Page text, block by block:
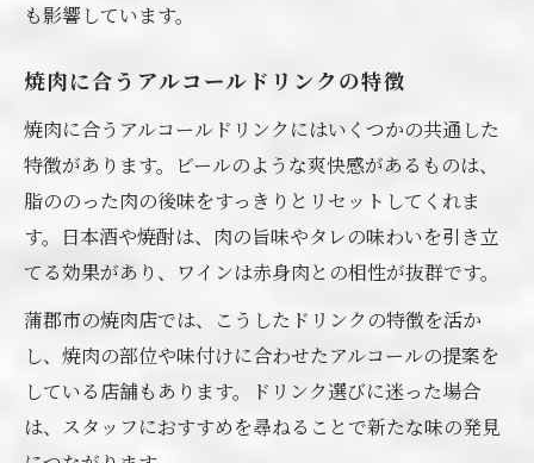
も影響しています。
焼肉に合うアルコールドリンクの特徴
焼肉に合うアルコールドリンクにはいくつかの共通した
特徴があります。ビールのような爽快感があるものは、
脂ののった肉の後味をすっきりとリセットしてくれま
す。日本酒や焼酎は、肉の旨味やタレの味わいを引き立
てる効果があり、ワインは赤身肉との相性が抜群です。
蒲郡市の焼肉店では、こうしたドリンクの特徴を活か
し、焼肉の部位や味付けに合わせたアルコールの提案を
している店舗もあります。ドリンク選びに迷った場合
は、スタッフにおすすめを尋ねることで新たな味の発見